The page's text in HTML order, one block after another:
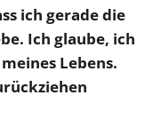
ich gerade die
Ich glaube, ich
Lebens.